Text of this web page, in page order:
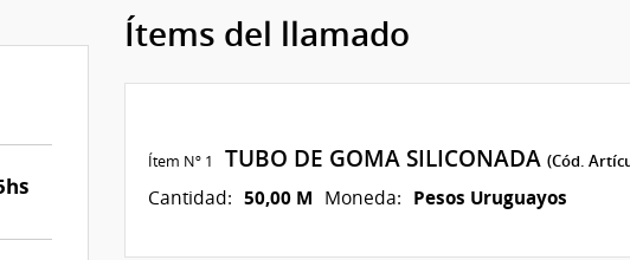
Ítems del llamado
Ítem Nº 1 TUBO DE GOMA SILICONADA (Cód.
Cantidad: 50,00 M Moneda: Pesos Uruguayos